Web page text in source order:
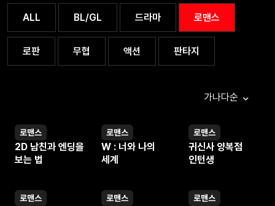
ALL BL/GL 드라마 로맨스
로판 무협 액션 판타지
가나다순
웹툰
로맨스
2D 남친과 엔딩을
보는 법
웹툰
로맨스
W : 너와 나의
세계
웹툰
로맨스
귀신사 양복점
인턴생
웹툰
로맨스 웹툰
로맨스 웹툰
로맨스